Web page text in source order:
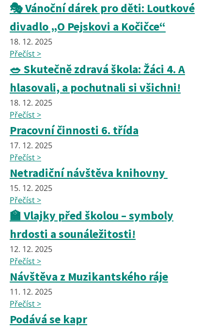
🎭 Vánoční dárek pro děti: Loutkové
divadlo „O Pejskovi a Kočičce“
18. 12. 2025
Přečíst >
🥗 Skutečně zdravá škola: Žáci 4. A
hlasovali, a pochutnali si všichni!
18. 12. 2025
Přečíst >
Pracovní činnosti 6. třída
17. 12. 2025
Přečíst >
Netradiční návštěva knihovny
15. 12. 2025
Přečíst >
🏫 Vlajky před školou – symboly
hrdosti a sounáležitosti!
12. 12. 2025
Přečíst >
Návštěva z Muzikantského ráje
11. 12. 2025
Přečíst >
Podává se kapr